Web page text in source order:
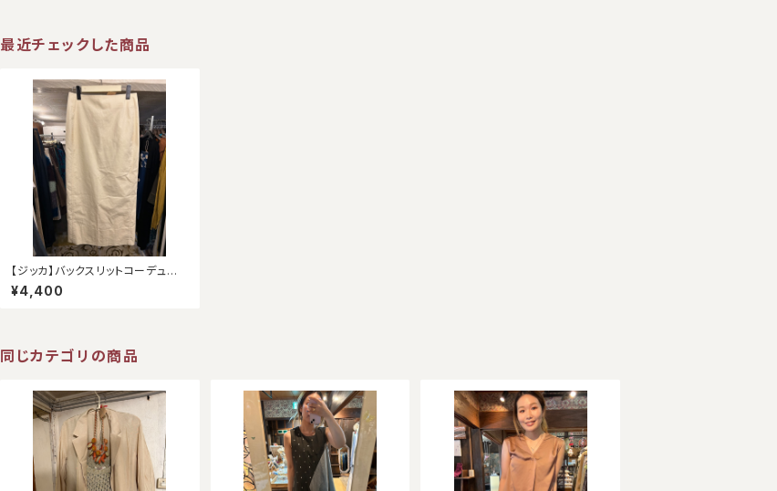
最近チェックした商品
【ジッカ】バックスリットコーデュロ
イスカート
¥4,400
同じカテゴリの商品